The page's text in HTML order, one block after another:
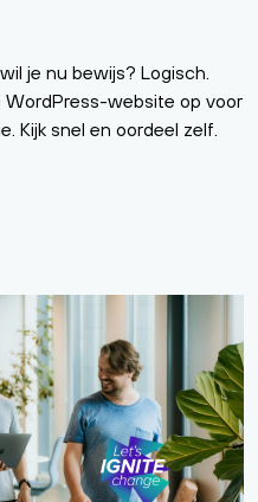
je nu bewijs? Logisch.
WordPress-website op voor
Kijk snel en oordeel zelf.